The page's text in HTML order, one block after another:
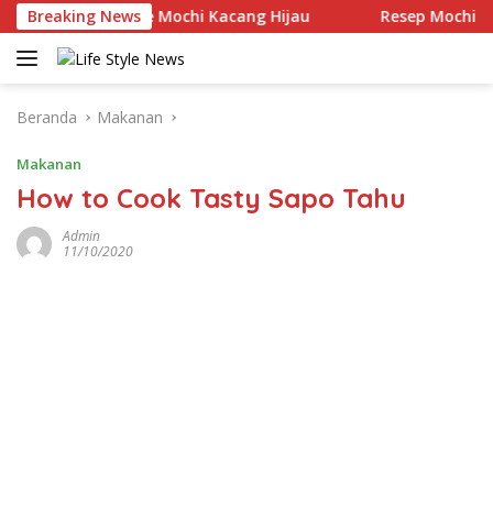
Langsung
ke
konten
Breaking News
Resep Kue Mochi Kacang Hijau Resep Mochi menggo
Beranda Makanan
Makanan
How to Cook Tasty Sapo Tahu
Admin
11/10/2020